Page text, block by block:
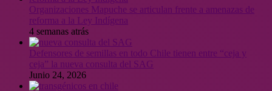
Organizaciones Mapuche se articulan frente a amenazas de
reforma a la Ley Indígena
4 semanas atrás
Defensores de semillas en todo Chile tienen entre “ceja y
ceja” la nueva consulta del SAG
Junio 24, 2026